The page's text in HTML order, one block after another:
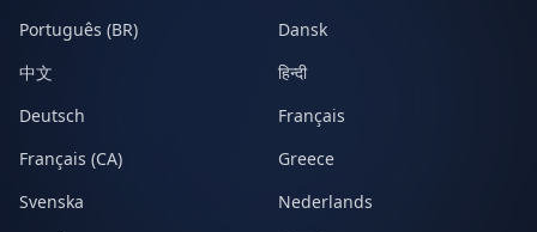
Português (BR)
Dansk
中文
हिन्दी
Deutsch
Français
Français (CA)
Greece
Svenska
Nederlands